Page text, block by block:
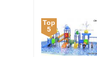
Top
5